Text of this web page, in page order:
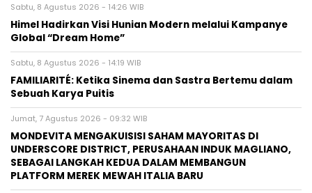
Sabtu, 8 Agustus 2026 - 14:26 WIB
Himel Hadirkan Visi Hunian Modern melalui Kampanye
Global “Dream Home”
Sabtu, 8 Agustus 2026 - 14:19 WIB
FAMILIARITÉ: Ketika Sinema dan Sastra Bertemu dalam
Sebuah Karya Puitis
Jumat, 7 Agustus 2026 - 09:32 WIB
MONDEVITA MENGAKUISISI SAHAM MAYORITAS DI
UNDERSCORE DISTRICT, PERUSAHAAN INDUK MAGLIANO,
SEBAGAI LANGKAH KEDUA DALAM MEMBANGUN
PLATFORM MEREK MEWAH ITALIA BARU